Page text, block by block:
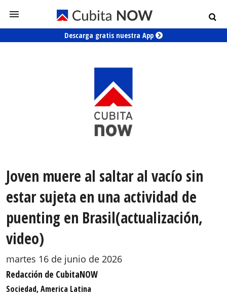
Descarga gratis nuestra App
Joven muere al saltar al vacío sin
estar sujeta en una actividad de
puenting en Brasil(actualización,
video)
martes 16 de junio de 2026
Redacción de CubitaNOW
Sociedad, America Latina